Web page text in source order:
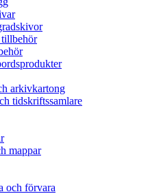
tillbehör
arkivkartong
tidskriftssamlare
mappar
och förvara